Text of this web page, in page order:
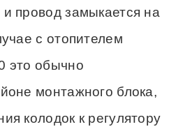
провод замыкается на
с отопителем
это обычно
монтажного блока,
колодок к регулятору